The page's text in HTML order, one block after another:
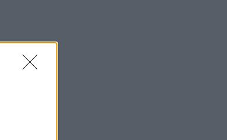
07:43
Φωτιά στο Πόρτο Γερμενό: Σκύλος